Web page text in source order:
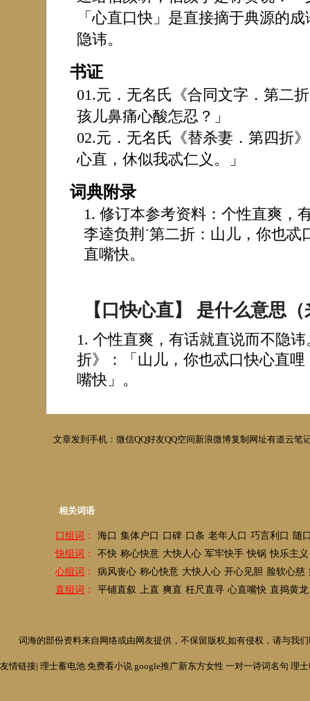
「心直口快」是直接摘于典源的
隐讳。
书证
01.元．无名氏《合同文字．第二
孩儿鼻痛心酸怎忍？」
02.元．无名氏《替杀妻．第四折
心直，休似我忒仁义。」
词典附录
修订本参考资料：个性直爽，
李逵负荆˙第二折：山儿，你也
直嘴快。
【口快心直】 是什么意思
个性直爽，有话就直说而不隐
折》：「山儿，你也忒口快心直
嘴快」。
文章发到手机：微信QQ好友QQ空间新浪微博复制网址有道云笔
相关词语
口组词 ： 海口 集体户口 口碑 口条 老年人口 巧言利口
随
快组词 ： 不快 称心快意 大快人心 军牢快手 快锅 快乐主义
心组词 ： 病风丧心 称心快意 大快人心 开心见胆 脸软心慈
直组词 ： 平铺直叙 上直 爽直 枉尺直寻 心直嘴快 直捣黄龙
词海的部份资料来自网络或由网友提供，不保留版权,如有侵权，请与我
友情链接| 理士蓄电池 免费看小说 google推广新东方女性 一对一诗词名句 理